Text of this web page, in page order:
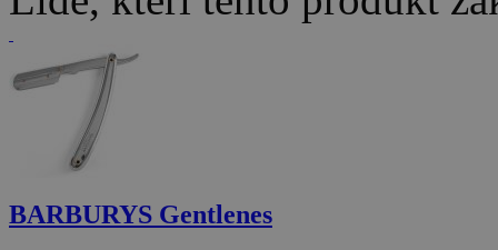
BARBURYS Gentlenes